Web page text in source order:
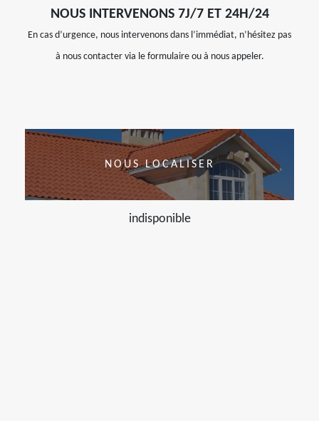
NOUS INTERVENONS 7J/7 ET 24H/24
En cas d’urgence, nous intervenons dans l’immédiat, n’hésitez pas
à nous contacter via le formulaire ou à nous appeler.
NOUS LOCALISER
indisponible